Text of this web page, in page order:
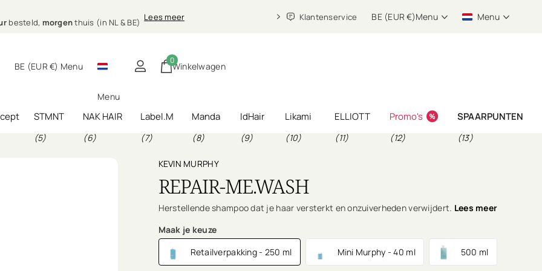
bij jou thuis
haarverzorging bij jou thuis Lees meer Klantenservice BE (EUR €)Menu Menu
BE (EUR €) Menu
Menu
Winkelwagen
0
STMNT
(5)
NAK HAIR
(6)
Label.M
(7)
Manda
(8)
IdHair
(9)
Likami
(10)
ELLIOTT
(11)
Promo's
(12)
SPAARPUNTEN
(13)
KEVIN MURPHY
REPAIR-ME.WASH
Herstellende shampoo dat je haar versterkt en onzuiverheden verwijdert. Lees meer
Maak je keuze
Retailverpakking - 250 ml
Mini Murphy - 40 ml 500 ml